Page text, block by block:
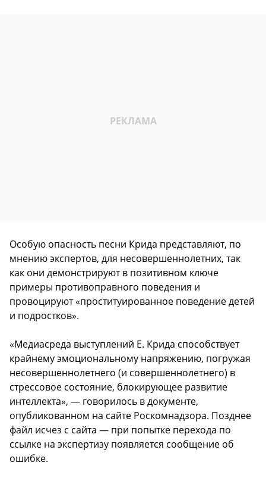
Особую опасность песни Крида представляют, по
мнению экспертов, для несовершеннолетних, так
как они демонстрируют в позитивном ключе
примеры противоправного поведения и
провоцируют «проституированное поведение детей
и подростков».
«Медиасреда выступлений Е. Крида способствует
крайнему эмоциональному напряжению, погружая
несовершеннолетнего (и совершеннолетнего) в
стрессовое состояние, блокирующее развитие
интеллекта», — говорилось в документе,
опубликованном на сайте Роскомнадзора. Позднее
файл исчез с сайта — при попытке перехода по
ссылке на экспертизу появляется сообщение об
ошибке.